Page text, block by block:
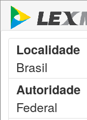
Localidade
Brasil
Autoridade
Federal